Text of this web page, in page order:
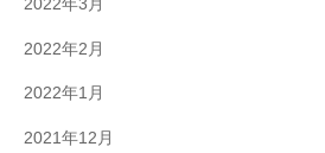
2022年3月
2022年2月
2022年1月
2021年12月